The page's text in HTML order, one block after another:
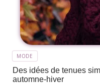
MODE
Des idées de tenues
automne-hiver